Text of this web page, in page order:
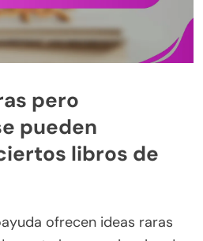
pero
pueden
libros de
ofrecen ideas raras